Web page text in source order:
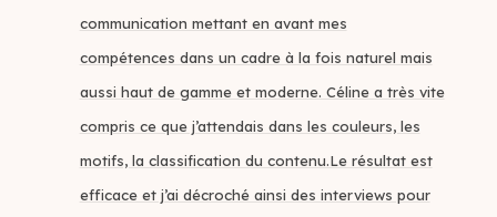
communication mettant en avant mes
compétences dans un cadre à la fois naturel mais
aussi haut de gamme et moderne. Céline a très vite
compris ce que j’attendais dans les couleurs, les
motifs, la classification du contenu.Le résultat est
efficace et j’ai décroché ainsi des interviews pour